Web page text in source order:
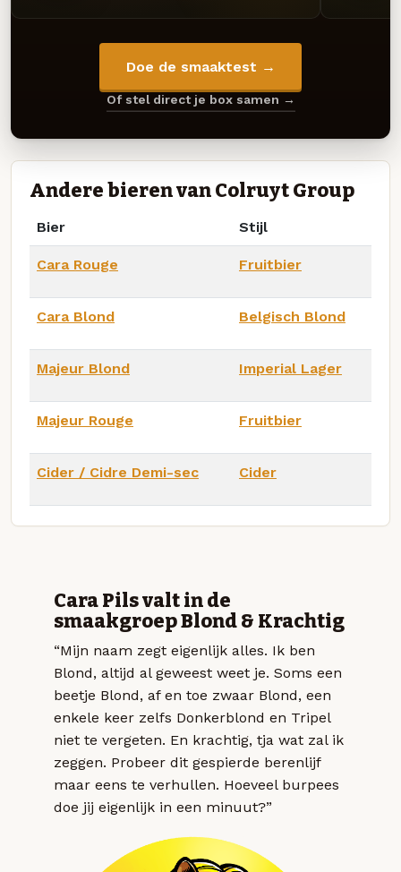
Doe de smaaktest →
Of stel direct je box samen →
Andere bieren van Colruyt Group
Bier Stijl
Cara Rouge Fruitbier
Cara Blond Belgisch Blond
Majeur Blond Imperial Lager
Majeur Rouge Fruitbier
Cider / Cidre Demi-sec Cider
Cara Pils valt in de
smaakgroep Blond & Krachtig
“Mijn naam zegt eigenlijk alles. Ik ben
Blond, altijd al geweest weet je. Soms een
beetje Blond, af en toe zwaar Blond, een
enkele keer zelfs Donkerblond en Tripel
niet te vergeten. En krachtig, tja wat zal ik
zeggen. Probeer dit gespierde berenlijf
maar eens te verhullen. Hoeveel burpees
doe jij eigenlijk in een minuut?”